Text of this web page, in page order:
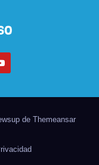
de Themeansar